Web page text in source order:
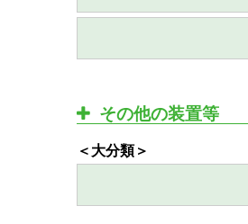
その他の装置等
＜大分類＞